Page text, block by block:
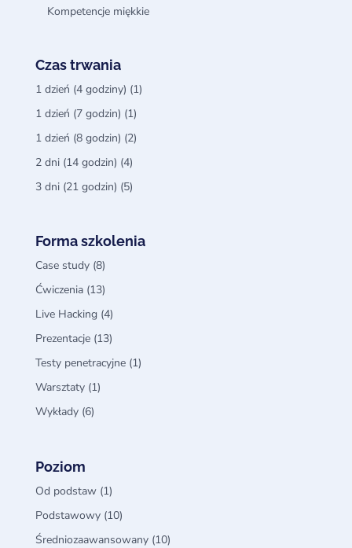
Kompetencje miękkie
Czas trwania
1 dzień (4 godziny) (1)
1 dzień (7 godzin) (1)
1 dzień (8 godzin) (2)
2 dni (14 godzin) (4)
3 dni (21 godzin) (5)
Forma szkolenia
Case study (8)
Ćwiczenia (13)
Live Hacking (4)
Prezentacje (13)
Testy penetracyjne (1)
Warsztaty (1)
Wykłady (6)
Poziom
Od podstaw (1)
Podstawowy (10)
Średniozaawansowany (10)